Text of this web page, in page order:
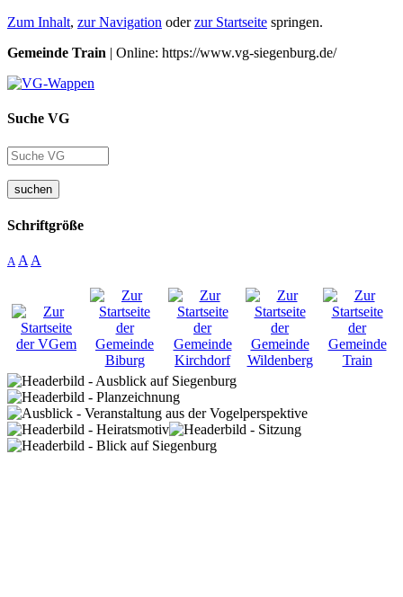
Zum Inhalt, zur Navigation oderzur Startseite springen.
Gemeinde Train | Online: https://www.vg-siegenburg.de/
Suche VG
suchen
Schriftgröße
A A A